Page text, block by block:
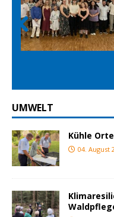
Prev
ious
UMWELT
Kühle
04. August